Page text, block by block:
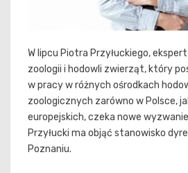
W lipcu Piotra Przyłuckiego,
zoologii i hodowli zwierząt, który
w pracy w różnych ośrodkach
zoologicznych zarówno w Polsce,
europejskich, czeka nowe
Przyłucki ma objąć stanowisko
Poznaniu.